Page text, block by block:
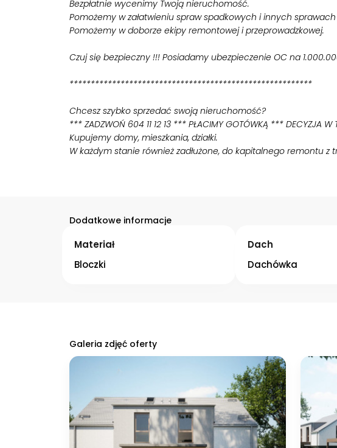
Bezpłatnie wycenimy Twoją nieruchomość.
Pomożemy w załatwieniu spraw spadkowych i innych
Pomożemy w doborze ekipy remontowej i przeprowadzkowej.
Czuj się bezpieczny !!! Posiadamy ubezpieczenie OC na
*********************************************************
Chcesz szybko sprzedać swoją nieruchomość?
*** ZADZWOŃ 604 11 12 13 *** PŁACIMY GOTÓWKĄ *** DECYZJA
Kupujemy domy, mieszkania, działki.
W każdym stanie również zadłużone, do kapitalnego remontu z
Dodatkowe informacje
Materiał
Bloczki
Dach
Dachówka
Galeria zdjęć oferty